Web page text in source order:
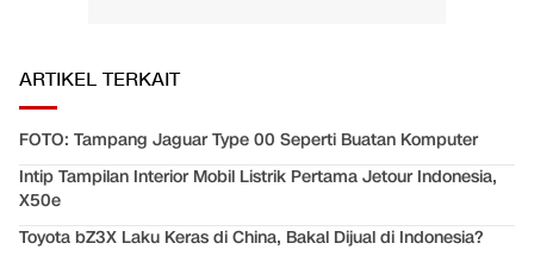
ARTIKEL TERKAIT
FOTO: Tampang Jaguar Type 00 Seperti Buatan Komputer
Intip Tampilan Interior Mobil Listrik Pertama Jetour Indonesia,
X50e
Toyota bZ3X Laku Keras di China, Bakal Dijual di Indonesia?